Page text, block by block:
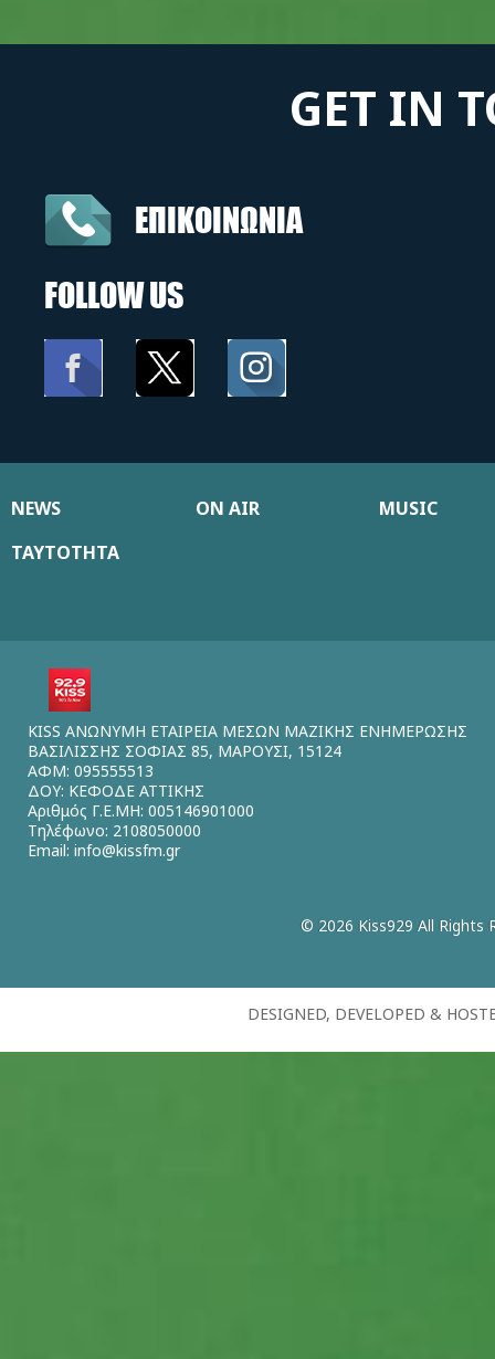
GET IN
ΕΠΙΚΟΙΝΩΝΙΑ
FOLLOW US
NEWS ON AIR
MUSIC
ΤΑΥΤΟΤΗΤΑ
KISS ΑΝΩΝΥΜΗ ΕΤΑΙΡΕΙΑ ΜΕΣΩΝ ΜΑΖΙΚΗΣ ΕΝΗΜΕΡΩΣΗΣ
ΒΑΣΙΛΙΣΣΗΣ ΣΟΦΙΑΣ 85, ΜΑΡΟΥΣΙ, 15124
ΑΦΜ: 095555513
ΔΟΥ: ΚΕΦΟΔΕ ΑΤΤΙΚΗΣ
Αριθμός Γ.Ε.ΜΗ: 005146901000
Τηλέφωνο: 2108050000
Email: info@kissfm.gr
© 2026 Kiss929 All Rights
DESIGNED, DEVELOPED &